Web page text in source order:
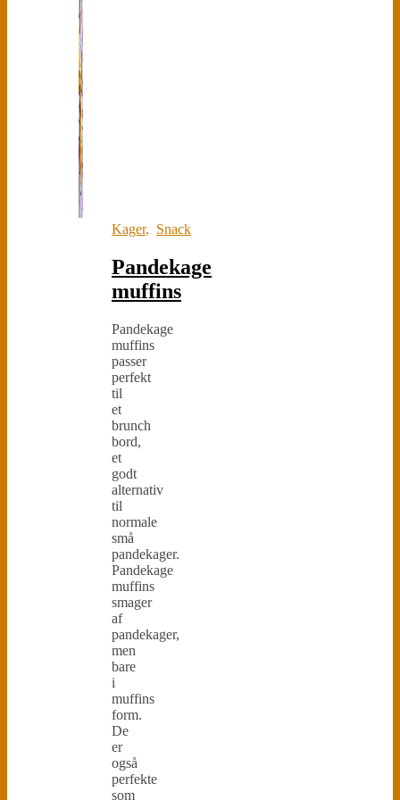
Kager, Snack
Pandekage
muffins
Pandekage
muffins
passer
perfekt
til
et
brunch
bord,
et
godt
alternativ
til
normale
små
pandekager.
Pandekage
muffins
smager
af
pandekager,
men
bare
i
muffins
form.
De
er
også
perfekte
som